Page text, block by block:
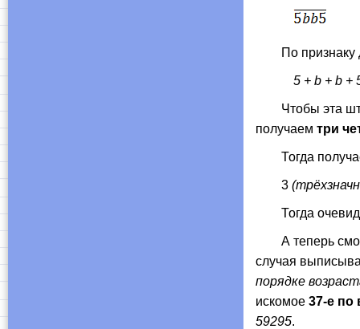
По признаку
5 + b + b +
Чтобы эта
получаем три
Тогда
3
Тогда
А теперь
случая
порядке
искомое 37-е по
59295.